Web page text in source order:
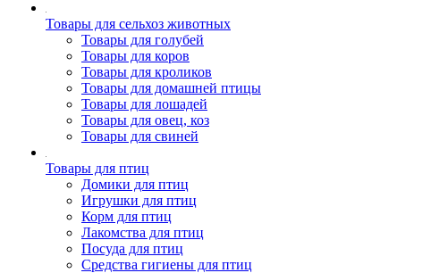
Товары для сельхоз животных
Товары для голубей
Товары для коров
Товары для кроликов
Товары для домашней птицы
Товары для лошадей
Товары для овец, коз
Товары для свиней
Товары для птиц
Домики для птиц
Игрушки для птиц
Корм для птиц
Лакомства для птиц
Посуда для птиц
Средства гигиены для птиц